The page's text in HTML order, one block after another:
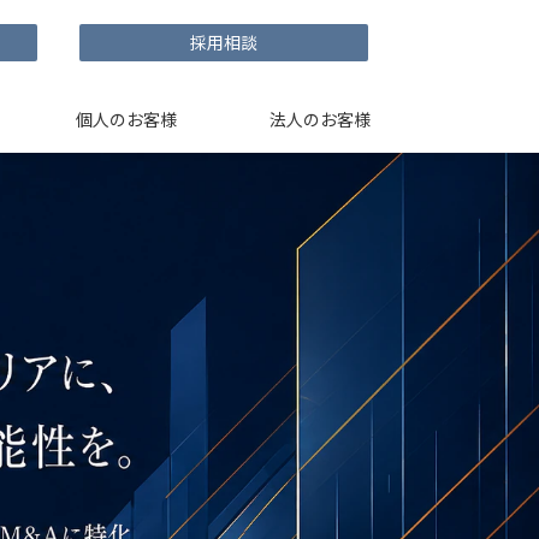
採用相談
個人のお客様 法人のお客様